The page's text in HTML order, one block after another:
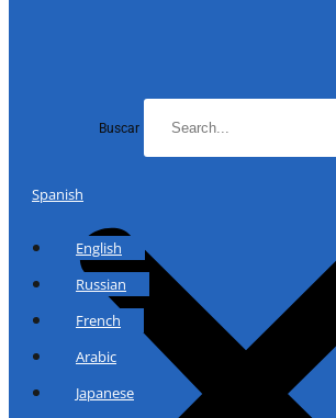
Buscar
Spanish
English
Russian
French
Arabic
Japanese